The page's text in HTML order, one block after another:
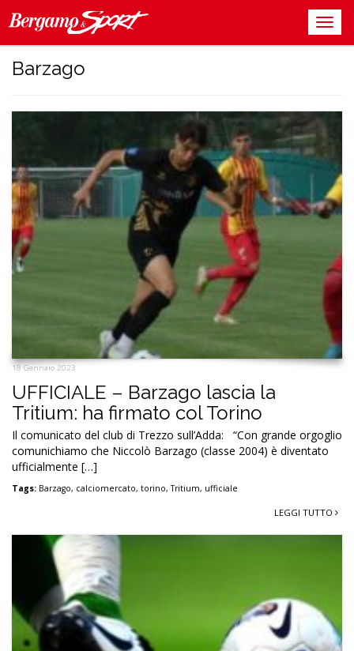
Barzago
18 Gennaio 2023
UFFICIALE – Barzago lascia la
Tritium: ha firmato col Torino
Il comunicato del club di Trezzo sull’Adda: “Con grande orgoglio
comunichiamo che Niccolò Barzago (classe 2004) è diventato
ufficialmente […]
Tags: Barzago, calciomercato, torino,Tritium, ufficiale
LEGGI TUTTO